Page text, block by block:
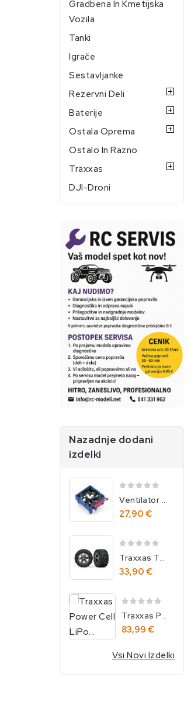
Gradbena In Kmetijska
Vozila
Tanki
Igrače
Sestavljanke
Rezervni Deli
Baterije
Ostala Oprema
Ostalo In Razno
Traxxas
DJI-Droni
Nazadnje dodani
izdelki
27,90 €
33,90 €
83,99 €
Vsi Novi Izdelki